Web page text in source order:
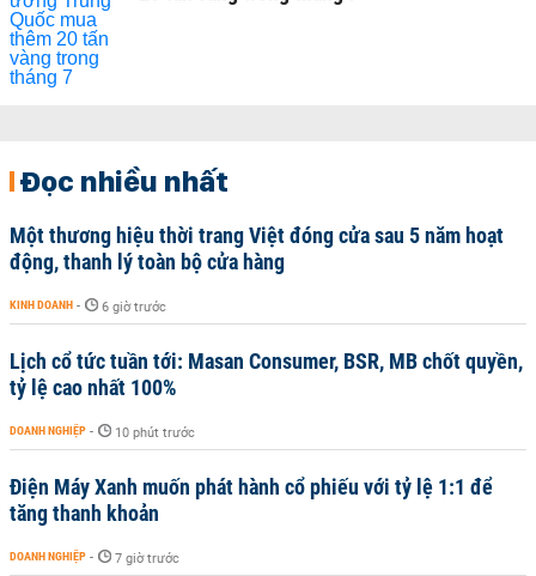
Đọc nhiều nhất
Một thương hiệu thời trang Việt đóng cửa sau 5 năm hoạt
động, thanh lý toàn bộ cửa hàng
KINH DOANH - 6 giờ trước
Lịch cổ tức tuần tới: Masan Consumer, BSR, MB chốt quyền,
tỷ lệ cao nhất 100%
DOANH NGHIỆP - 10 phút trước
Điện Máy Xanh muốn phát hành cổ phiếu với tỷ lệ 1:1 để
tăng thanh khoản
DOANH NGHIỆP - 7 giờ trước